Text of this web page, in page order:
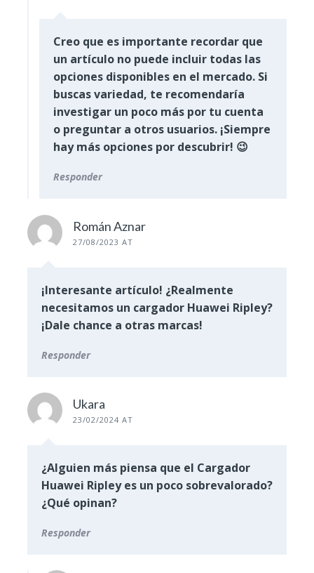
Creo que es importante recordar que
un artículo no puede incluir todas las
opciones disponibles en el mercado. Si
buscas variedad, te recomendaría
investigar un poco más por tu cuenta
o preguntar a otros usuarios. ¡Siempre
hay más opciones por descubrir! 😉
Responder
Román Aznar
27/08/2023 AT
¡Interesante artículo! ¿Realmente
necesitamos un cargador Huawei Ripley?
¡Dale chance a otras marcas!
Responder
Ukara
23/02/2024 AT
¿Alguien más piensa que el Cargador
Huawei Ripley es un poco sobrevalorado?
¿Qué opinan?
Responder